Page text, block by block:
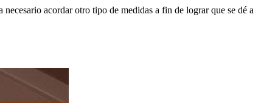
acordar otro tipo de medidas a fin de lograr que se dé a